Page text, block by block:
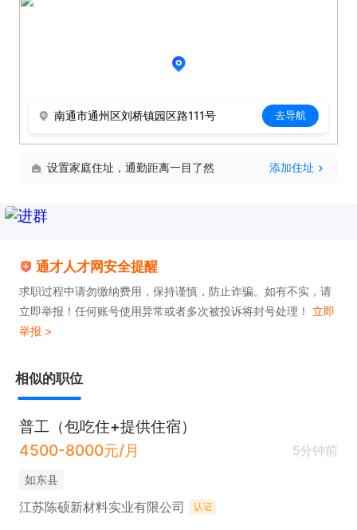
南通市通州区刘桥镇园区路111号 去导航
设置家庭住址，通勤距离一目了然 添加住址
通才人才网安全提醒
求职过程中请勿缴纳费用，保持谨慎，防止诈骗。如有不实，请
立即举报！任何账号使用异常或者多次被投诉将封号处理！ 立即
举报 >
相似的职位
普工（包吃住+提供住宿）
4500-8000元/月
5分钟前
如东县
江苏陈硕新材料实业有限公司 认证